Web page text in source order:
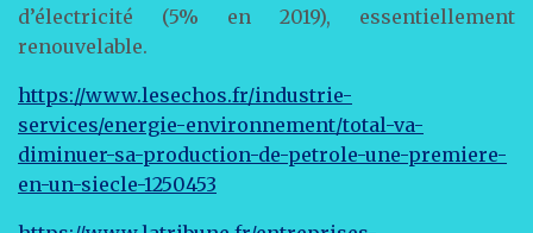
d’électricité (5% en 2019), essentiellement
renouvelable.
https://www.lesechos.fr/industrie-
services/energie-environnement/total-va-
diminuer-sa-production-de-petrole-une-premiere-
en-un-siecle-1250453